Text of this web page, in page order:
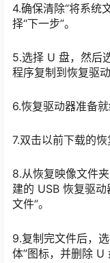
4.确保清除“将系统
择“下一步”。
5.选择 U 盘，然后
程序复制到恢复驱
6.恢复驱动器准备就
7.双击以前下载的
8.从恢复映像文件
建的 USB 恢复驱
文件”。
9.复制完文件后，
体”图标，并删除 U